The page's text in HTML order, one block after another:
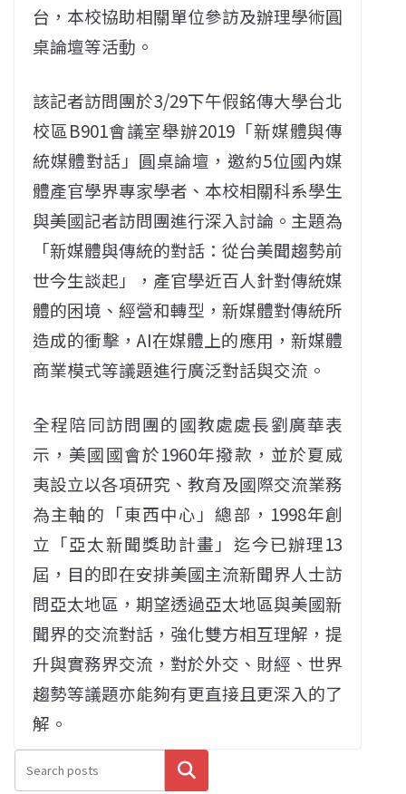
台，本校協助相關單位參訪及辦理學術圓
桌論壇等活動。
該記者訪問團於3/29下午假銘傳大學台北
校區B901會議室舉辦2019「新媒體與傳
統媒體對話」圓桌論壇，邀約5位國內媒
體產官學界專家學者、本校相關科系學生
與美國記者訪問團進行深入討論。主題為
「新媒體與傳統的對話：從台美聞趨勢前
世今生談起」，產官學近百人針對傳統媒
體的困境、經營和轉型，新媒體對傳統所
造成的衝擊，AI在媒體上的應用，新媒體
商業模式等議題進行廣泛對話與交流。
全程陪同訪問團的國教處處長劉廣華表
示，美國國會於1960年撥款，並於夏威
夷設立以各項研究、教育及國際交流業務
為主軸的「東西中心」總部，1998年創
立「亞太新聞獎助計畫」迄今已辦理13
屆，目的即在安排美國主流新聞界人士訪
問亞太地區，期望透過亞太地區與美國新
聞界的交流對話，強化雙方相互理解，提
升與實務界交流，對於外交、財經、世界
趨勢等議題亦能夠有更直接且更深入的了
解。
搜尋